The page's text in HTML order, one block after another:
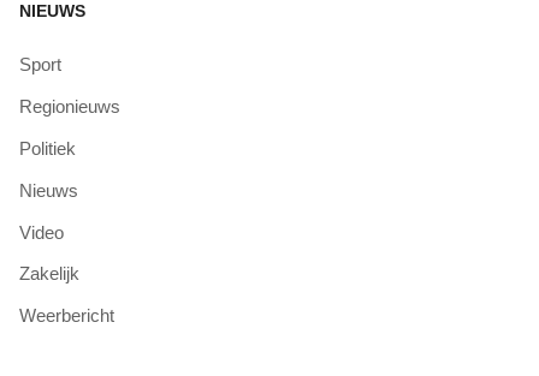
NIEUWS
Sport
Regionieuws
Politiek
Nieuws
Video
Zakelijk
Weerbericht